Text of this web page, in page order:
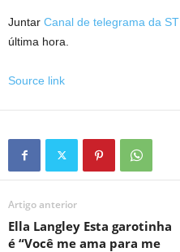
Juntar Canal de telegrama da ST
última hora.
Source link
Artigo anterior
Ella Langley Esta garotinha
é “Você me ama para me